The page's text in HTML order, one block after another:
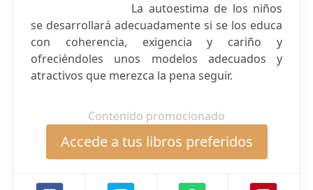
La autoestima de los niños
se desarrollará adecuadamente si se los educa
con coherencia, exigencia y cariño y
ofreciéndoles unos modelos adecuados y
atractivos que merezca la pena seguir.
Contenido promocionado
Accede a tus libros preferidos